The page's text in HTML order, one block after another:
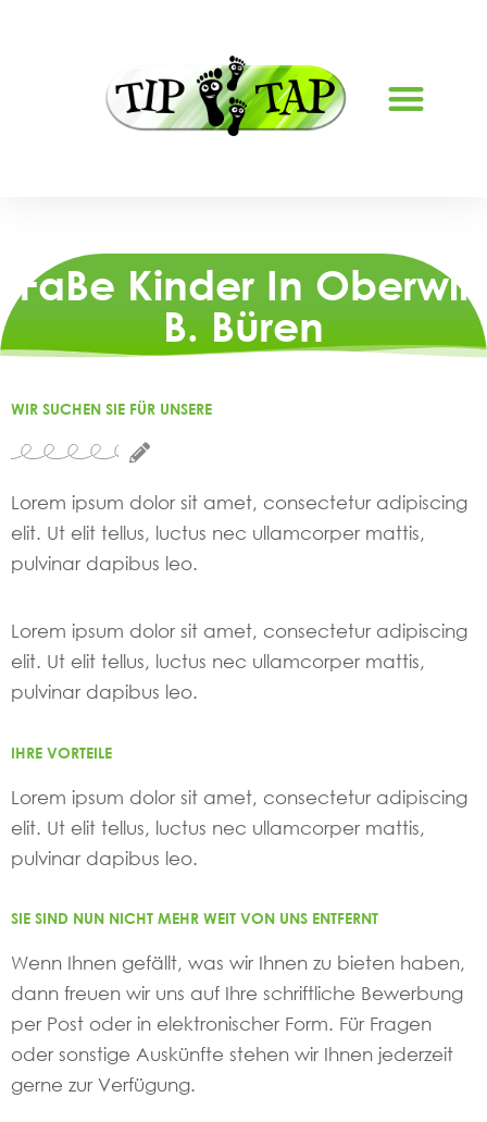
FaBe Kinder In Oberwil
B. Büren
WIR SUCHEN SIE FÜR UNSERE
Lorem ipsum dolor sit amet, consectetur adipiscing
elit. Ut elit tellus, luctus nec ullamcorper mattis,
pulvinar dapibus leo.
Lorem ipsum dolor sit amet, consectetur adipiscing
elit. Ut elit tellus, luctus nec ullamcorper mattis,
pulvinar dapibus leo.
IHRE VORTEILE
Lorem ipsum dolor sit amet, consectetur adipiscing
elit. Ut elit tellus, luctus nec ullamcorper mattis,
pulvinar dapibus leo.
SIE SIND NUN NICHT MEHR WEIT VON UNS ENTFERNT
Wenn Ihnen gefällt, was wir Ihnen zu bieten haben,
dann freuen wir uns auf Ihre schriftliche Bewerbung
per Post oder in elektronischer Form. Für Fragen
oder sonstige Auskünfte stehen wir Ihnen jederzeit
gerne zur Verfügung.